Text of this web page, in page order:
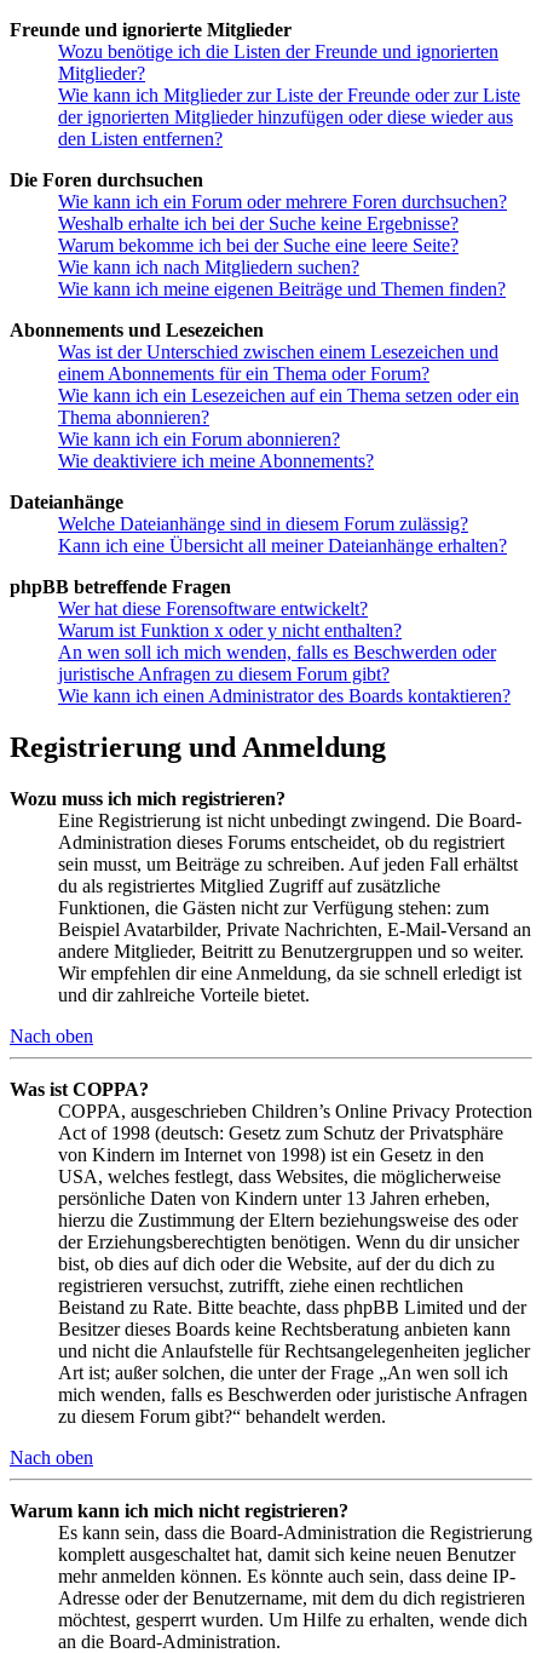
Freunde und ignorierte Mitglieder
Wozu benötige ich die Listen der Freunde und ignorierten
Mitglieder?
Wie kann ich Mitglieder zur Liste der Freunde oder zur Liste
der ignorierten Mitglieder hinzufügen oder diese wieder aus
den Listen entfernen?
Die Foren durchsuchen
Wie kann ich ein Forum oder mehrere Foren durchsuchen?
Weshalb erhalte ich bei der Suche keine Ergebnisse?
Warum bekomme ich bei der Suche eine leere Seite?
Wie kann ich nach Mitgliedern suchen?
Wie kann ich meine eigenen Beiträge und Themen finden?
Abonnements und Lesezeichen
Was ist der Unterschied zwischen einem Lesezeichen und
einem Abonnements für ein Thema oder Forum?
Wie kann ich ein Lesezeichen auf ein Thema setzen oder ein
Thema abonnieren?
Wie kann ich ein Forum abonnieren?
Wie deaktiviere ich meine Abonnements?
Dateianhänge
Welche Dateianhänge sind in diesem Forum zulässig?
Kann ich eine Übersicht all meiner Dateianhänge erhalten?
phpBB betreffende Fragen
Wer hat diese Forensoftware entwickelt?
Warum ist Funktion x oder y nicht enthalten?
An wen soll ich mich wenden, falls es Beschwerden oder
juristische Anfragen zu diesem Forum gibt?
Wie kann ich einen Administrator des Boards kontaktieren?
Registrierung und Anmeldung
Wozu muss ich mich registrieren?
Eine Registrierung ist nicht unbedingt zwingend. Die Board-
Administration dieses Forums entscheidet, ob du registriert
sein musst, um Beiträge zu schreiben. Auf jeden Fall erhältst
du als registriertes Mitglied Zugriff auf zusätzliche
Funktionen, die Gästen nicht zur Verfügung stehen: zum
Beispiel Avatarbilder, Private Nachrichten, E-Mail-Versand an
andere Mitglieder, Beitritt zu Benutzergruppen und so weiter.
Wir empfehlen dir eine Anmeldung, da sie schnell erledigt ist
und dir zahlreiche Vorteile bietet.
Nach oben
Was ist COPPA?
COPPA, ausgeschrieben Children’s Online Privacy Protection
Act of 1998 (deutsch: Gesetz zum Schutz der Privatsphäre
von Kindern im Internet von 1998) ist ein Gesetz in den
USA, welches festlegt, dass Websites, die möglicherweise
persönliche Daten von Kindern unter 13 Jahren erheben,
hierzu die Zustimmung der Eltern beziehungsweise des oder
der Erziehungsberechtigten benötigen. Wenn du dir unsicher
bist, ob dies auf dich oder die Website, auf der du dich zu
registrieren versuchst, zutrifft, ziehe einen rechtlichen
Beistand zu Rate. Bitte beachte, dass phpBB Limited und der
Besitzer dieses Boards keine Rechtsberatung anbieten kann
und nicht die Anlaufstelle für Rechtsangelegenheiten jeglicher
Art ist; außer solchen, die unter der Frage „An wen soll ich
mich wenden, falls es Beschwerden oder juristische Anfragen
zu diesem Forum gibt?“ behandelt werden.
Nach oben
Warum kann ich mich nicht registrieren?
Es kann sein, dass die Board-Administration die Registrierung
komplett ausgeschaltet hat, damit sich keine neuen Benutzer
mehr anmelden können. Es könnte auch sein, dass deine IP-
Adresse oder der Benutzername, mit dem du dich registrieren
möchtest, gesperrt wurden. Um Hilfe zu erhalten, wende dich
an die Board-Administration.